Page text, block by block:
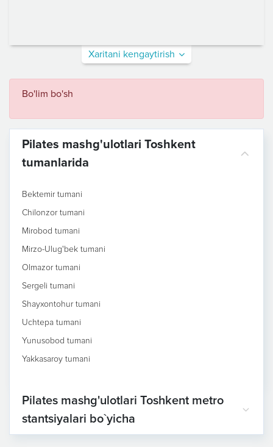
Xaritani kengaytirish
Bo'lim bo'sh
Pilates mashg'ulotlari Toshkent
tumanlarida
Bektemir tumani
Chilonzor tumani
Mirobod tumani
Mirzo-Ulug'bek tumani
Olmazor tumani
Sergeli tumani
Shayxontohur tumani
Uchtepa tumani
Yunusobod tumani
Yakkasaroy tumani
Pilates mashg'ulotlari Toshkent metro
stantsiyalari bo`yicha